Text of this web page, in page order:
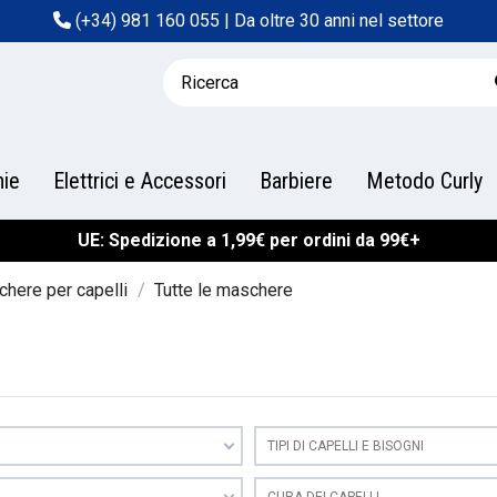
(+34) 981 160 055 | Da oltre 30 anni nel settore
Elettrici e Accessori Barbiere Metodo Curly
UE: Spedizione a 1,99€ per ordini da 99€+
per capelli Tutte le maschere
TIPI DI CAPELLI E BISOGNI